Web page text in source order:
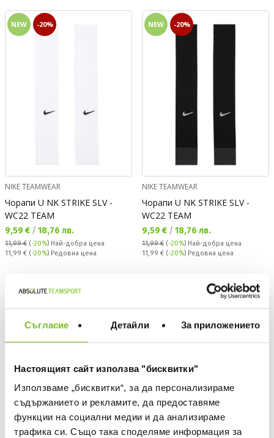
Съгласие Детайли За приложението
Настоящият сайт използва "бисквитки"
Използваме „бисквитки“, за да персонализираме
съдържанието и рекламите, да предоставяме
функции на социални медии и да анализираме
трафика си. Също така споделяме информация за
NEW -20%
NIKE TEAMWEAR
Чорапи U NK STRIKE SLV -
WC22 TEAM
Текуща цена:
9,59 € / 18,76 лв.
11,99 € (-20%) Най-добра цена
Редовна цена:
11,99 € (-20%) Редовна цена
NEW -20%
NIKE TEAMWEAR
Чорапи U NK STRIKE SLV -
WC22 TEAM
Текуща цена:
9,59 € / 18,76 лв.
11,99 € (-20%) Най-добра цена
Редовна цена:
11,99 € (-20%) Редовна цена
NEW -20%